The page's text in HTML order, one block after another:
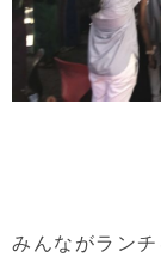
みんながラン